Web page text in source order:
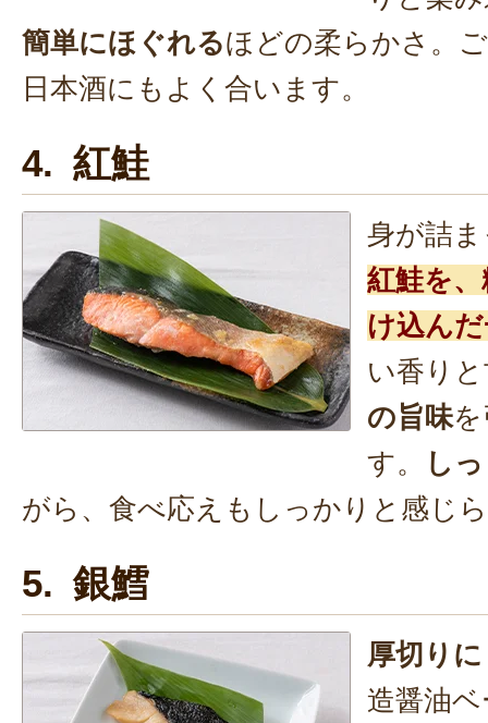
簡単にほぐれるほどの柔らかさ。
日本酒にもよく合います。
4. 紅鮭
身が詰
紅鮭を
け込ん
い香り
の旨味
す。
し
がら、食べ応えもしっかりと感じ
5. 銀鱈
厚切り
造醤油